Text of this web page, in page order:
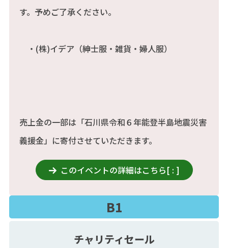
す。予めご了承ください。
・(株)イデア（紳士服・雑貨・婦人服）
売上金の一部は「石川県令和６年能登半島地震災害
義援金」に寄付させていただきます。
このイベントの詳細はこちら[ : ]
B1
チャリティセール